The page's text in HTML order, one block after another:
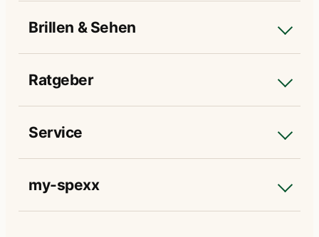
Brillen & Sehen
Ratgeber
Service
my-spexx